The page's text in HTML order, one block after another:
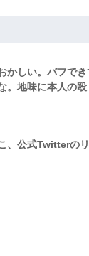
かしい。バフで
。地味に本人の
、公式Twitterの